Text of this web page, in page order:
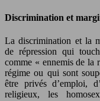
Discrimination et
La discrimination et la
de répression qui
comme « ennemis de
régime ou qui sont
être privés d’emploi,
religieux, les